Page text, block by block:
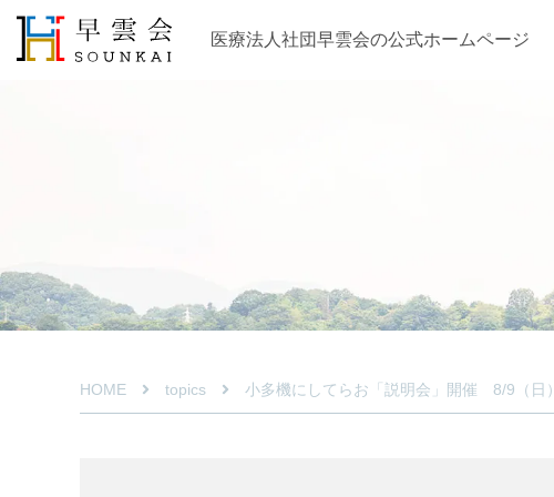
医療法人社団早雲会の公式ホームページ
HOME topics 小多機にしてらお「説明会」開催 8/9（日）